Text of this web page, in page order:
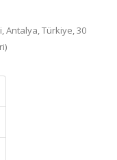
Antalya, Türkiye, 30